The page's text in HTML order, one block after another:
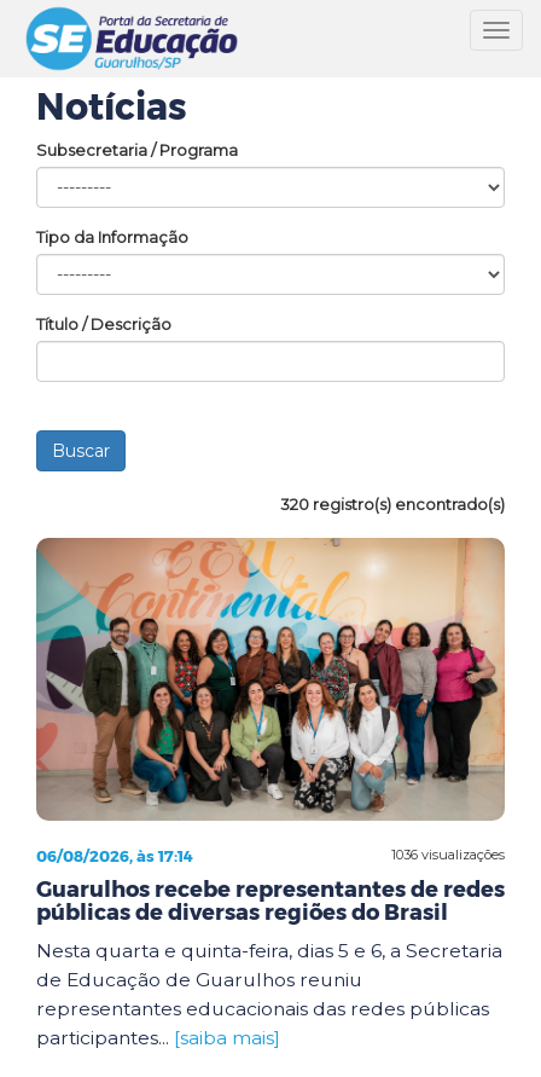
Notícias
Subsecretaria / Programa
Tipo da Informação
Título / Descrição
320 registro(s) encontrado(s)
1036 visualizações
06/08/2026, às 17:14
Guarulhos recebe representantes de redes
públicas de diversas regiões do Brasil
Nesta quarta e quinta-feira, dias 5 e 6, a Secretaria
de Educação de Guarulhos reuniu
representantes educacionais das redes públicas
participantes... [saiba mais]